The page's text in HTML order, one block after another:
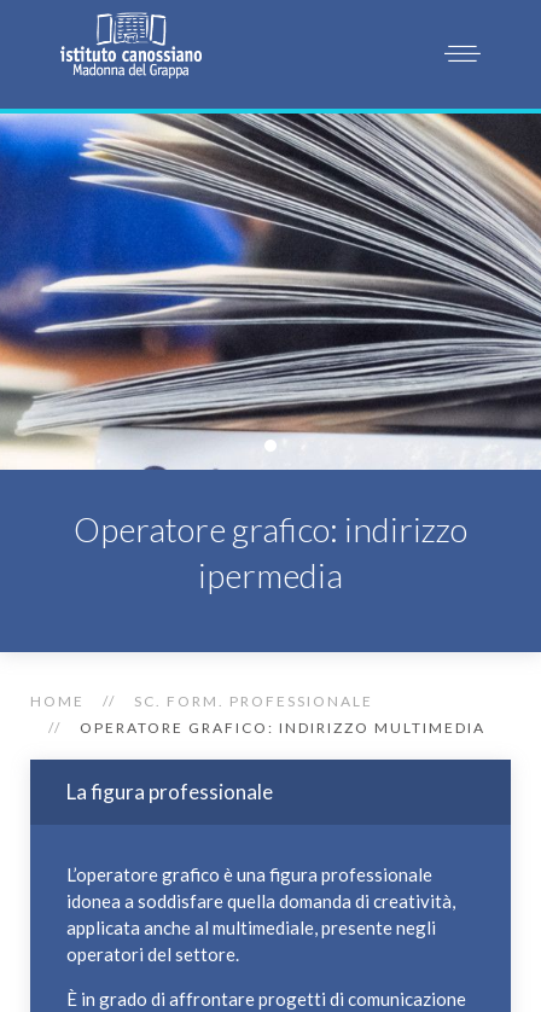
Operatore grafico: indirizzo
ipermedia
HOME
SC. FORM. PROFESSIONALE
OPERATORE GRAFICO: INDIRIZZO MULTIMEDIA
La figura professionale
L’operatore grafico è una figura professionale
idonea a soddisfare quella domanda di creatività,
applicata anche al multimediale, presente negli
operatori del settore.
È in grado di affrontare progetti di comunicazione